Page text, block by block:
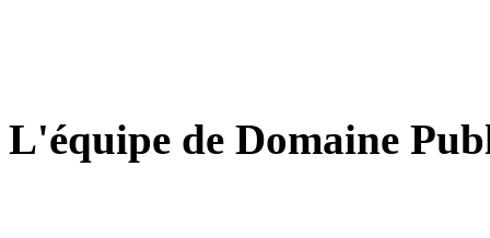
L'équipe de Domaine